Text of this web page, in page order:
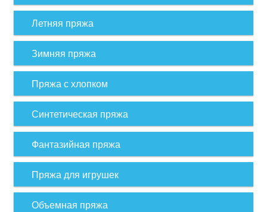
Летняя пряжа
Зимняя пряжа
Пряжа с хлопком
Синтетическая пряжа
Фантазийная пряжа
Пряжа для игрушек
Объемная пряжа